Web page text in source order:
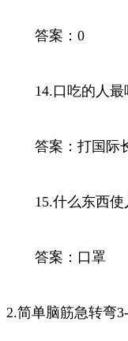
答案：0
14.口吃的人最
答案：打国际
15.什么东西使
答案：口罩
2.简单脑筋急转弯